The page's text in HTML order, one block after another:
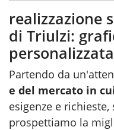
realizzazione
di Triulzi:
personalizzata
Partendo da
e del mercato in
esigenze e
prospettiamo la